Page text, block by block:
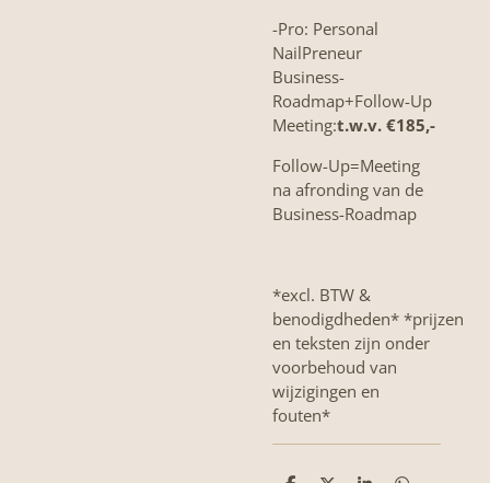
-Pro: Personal
NailPreneur
Business-
Roadmap+Follow-Up
Meeting:t.w.v. €185,-
Follow-Up=Meeting
na afronding van de
Business-Roadmap
*excl. BTW &
benodigdheden* *prijzen
en teksten zijn onder
voorbehoud van
wijzigingen en
fouten*